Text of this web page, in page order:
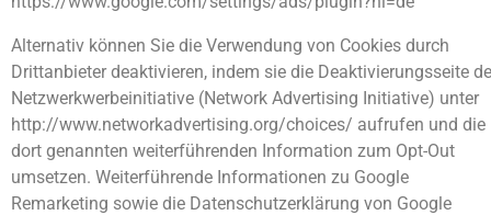
Alternativ können Sie die Verwendung von Cookies durch
Drittanbieter deaktivieren, indem sie die Deaktivierungsseite
Netzwerkwerbeinitiative (Network Advertising Initiative) unter
http://www.networkadvertising.org/choices/ aufrufen und die
dort genannten weiterführenden Information zum Opt-Out
umsetzen. Weiterführende Informationen zu Google
Remarketing sowie die Datenschutzerklärung von Google